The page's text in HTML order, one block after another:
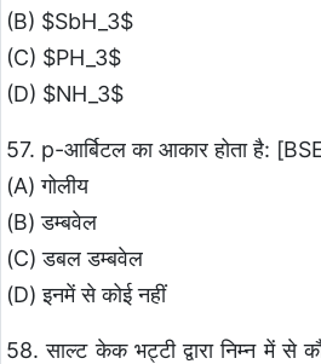
(B) $SbH_3$
(C) $PH_3$
(D) $NH_3$
57. p-आर्बिटल का आकार होता है:
(A) गोलीय
(B) डम्बवेल
(C) डबल डम्बवेल
(D) इनमें से कोई नहीं
58. साल्ट केक भट्टी द्वारा निम्न में से